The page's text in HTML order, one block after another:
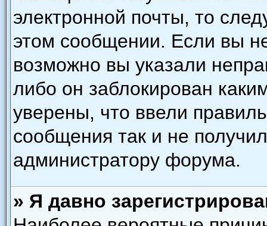
электронной почты, то
этом сообщении. Если вы
возможно вы указали
либо он заблокирован
уверены, что ввели
сообщения так и не
администратору форума.
» Я давно